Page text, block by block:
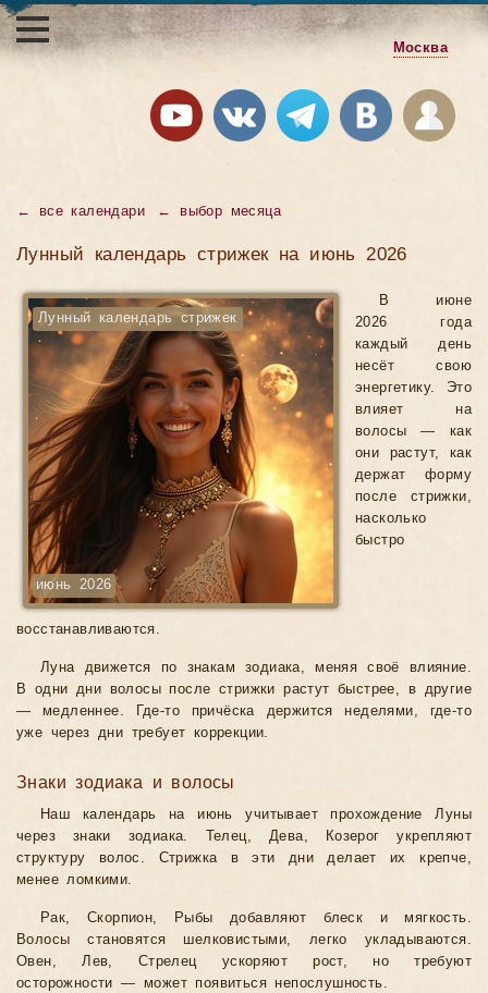
Москва
← все календари ← выбор месяца
Лунный календарь стрижек на июнь 2026
Лунный календарь стрижек
июнь 2026
В июне
2026 года
каждый день
несёт свою
энергетику. Это
влияет на
волосы — как
они растут, как
держат форму
после стрижки,
насколько
быстро
восстанавливаются.
Луна движется по знакам зодиака, меняя своё влияние.
В одни дни волосы после стрижки растут быстрее, в другие
— медленнее. Где-то причёска держится неделями, где-то
уже через дни требует коррекции.
Знаки зодиака и волосы
Наш календарь на июнь учитывает прохождение Луны
через знаки зодиака. Телец, Дева, Козерог укрепляют
структуру волос. Стрижка в эти дни делает их крепче,
менее ломкими.
Рак, Скорпион, Рыбы добавляют блеск и мягкость.
Волосы становятся шелковистыми, легко укладываются.
Овен, Лев, Стрелец ускоряют рост, но требуют
осторожности — может появиться непослушность.